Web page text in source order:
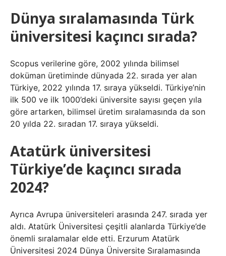
Dünya sıralamasında Türk
üniversitesi kaçıncı sırada?
Scopus verilerine göre, 2002 yılında bilimsel
doküman üretiminde dünyada 22. sırada yer alan
Türkiye, 2022 yılında 17. sıraya yükseldi. Türkiye’nin
ilk 500 ve ilk 1000’deki üniversite sayısı geçen yıla
göre artarken, bilimsel üretim sıralamasında da son
20 yılda 22. sıradan 17. sıraya yükseldi.
Atatürk üniversitesi
Türkiye’de kaçıncı sırada
2024?
Ayrıca Avrupa üniversiteleri arasında 247. sırada yer
aldı. Atatürk Üniversitesi çeşitli alanlarda Türkiye’de
önemli sıralamalar elde etti. Erzurum Atatürk
Üniversitesi 2024 Dünya Üniversite Sıralamasında